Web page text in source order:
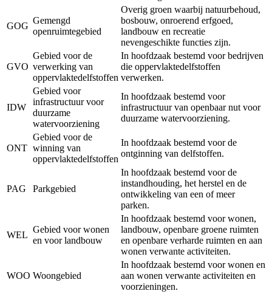
GOG
Gemengd
openruimtegebied
Overig groen waarbij natuurbehoud,
bosbouw, onroerend erfgoed,
landbouw en recreatie
nevengeschikte functies zijn.
GVO
Gebied voor de
verwerking van
oppervlaktedelfstoffen
In hoofdzaak bestemd voor bedrijven
die oppervlaktedelfstoffen
verwerken.
IDW
Gebied voor
infrastructuur voor
duurzame
watervoorziening
In hoofdzaak bestemd voor
infrastructuur van openbaar nut voor
duurzame watervoorziening.
ONT
Gebied voor de
winning van
oppervlaktedelfstoffen
In hoofdzaak bestemd voor de
ontginning van delfstoffen.
PAG Parkgebied
In hoofdzaak bestemd voor de
instandhouding, het herstel en de
ontwikkeling van een of meer
parken.
WEL
Gebied voor wonen
en voor landbouw
In hoofdzaak bestemd voor wonen,
landbouw, openbare groene ruimten
en openbare verharde ruimten en aan
wonen verwante activiteiten.
WOO Woongebied
In hoofdzaak bestemd voor wonen en
aan wonen verwante activiteiten en
voorzieningen.